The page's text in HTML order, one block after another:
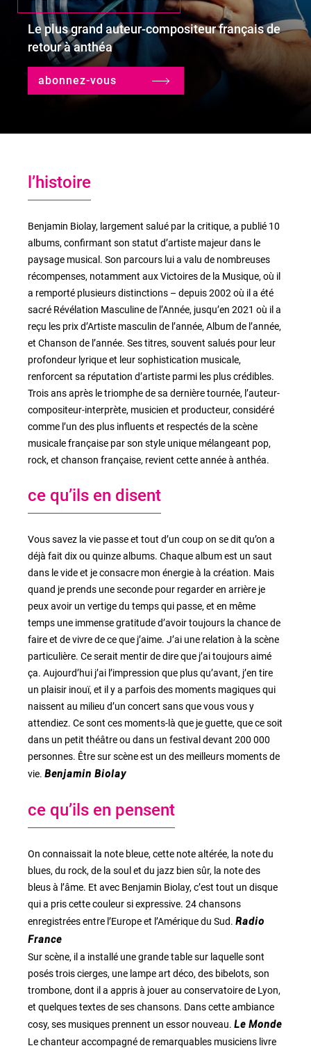
l'équipe
partenaires et mécènes
Le plus grand auteur-compositeur français de
retour à anthéa
abonnez-vous
l’histoire
Benjamin Biolay, largement salué par la critique, a publié 10
albums, confirmant son statut d’artiste majeur dans le
paysage musical. Son parcours lui a valu de nombreuses
récompenses, notamment aux Victoires de la Musique, où il
a remporté plusieurs distinctions – depuis 2002 où il a été
sacré Révélation Masculine de l’Année, jusqu’en 2021 où il a
reçu les prix d’Artiste masculin de l’année, Album de l’année,
et Chanson de l’année. Ses titres, souvent salués pour leur
profondeur lyrique et leur sophistication musicale,
renforcent sa réputation d’artiste parmi les plus crédibles.
Trois ans après le triomphe de sa dernière tournée, l’auteur-
compositeur-interprète, musicien et producteur, considéré
comme l’un des plus influents et respectés de la scène
musicale française par son style unique mélangeant pop,
rock, et chanson française, revient cette année à anthéa.
ce qu’ils en disent
Vous savez la vie passe et tout d’un coup on se dit qu’on a
déjà fait dix ou quinze albums. Chaque album est un saut
dans le vide et je consacre mon énergie à la création. Mais
quand je prends une seconde pour regarder en arrière je
peux avoir un vertige du temps qui passe, et en même
temps une immense gratitude d’avoir toujours la chance de
faire et de vivre de ce que j’aime. J’ai une relation à la scène
particulière. Ce serait mentir de dire que j’ai toujours aimé
ça. Aujourd’hui j’ai l’impression que plus qu’avant, j’en tire
un plaisir inouï, et il y a parfois des moments magiques qui
naissent au milieu d’un concert sans que vous vous y
attendiez. Ce sont ces moments-là que je guette, que ce soit
dans un petit théâtre ou dans un festival devant 200 000
personnes. Être sur scène est un des meilleurs moments de
vie. Benjamin Biolay
ce qu’ils en pensent
On connaissait la note bleue, cette note altérée, la note du
blues, du rock, de la soul et du jazz bien sûr, la note des
bleus à l’âme. Et avec Benjamin Biolay, c’est tout un disque
qui a pris cette couleur si expressive. 24 chansons
enregistrées entre l’Europe et l’Amérique du Sud. Radio
France
Sur scène, il a installé une grande table sur laquelle sont
posés trois cierges, une lampe art déco, des bibelots, son
trombone, dont il a appris à jouer au conservatoire de Lyon,
et quelques textes de ses chansons. Dans cette ambiance
cosy, ses musiques prennent un essor nouveau. Le Monde
Le chanteur accompagné de remarquables musiciens livre